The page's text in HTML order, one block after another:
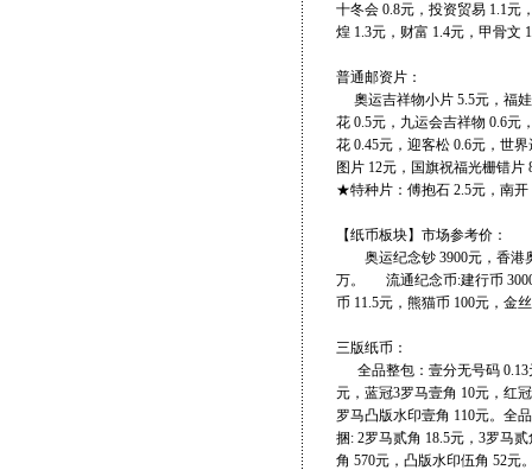
十冬会 0.8元，投资贸易 1.1元
煌 1.3元，财富 1.4元，甲骨文
普通邮资片：
奧运吉祥物小片 5.5元，福娃
花 0.5元，九运会吉祥物 0.6元
花 0.45元，迎客松 0.6元，世
图片 12元，国旗祝福光栅错
★特种片：傅抱石 2.5
【纸币板块】市场参考价：
奥运纪念钞 3900元，香港奥
万。 流通纪念币:建行币 3000
币 11.5元，熊猫币 100元，金
三版纸币：
全品整包：壹分无号码 0.13
元，蓝冠3罗马壹角 10元，红
罗马凸版水印壹角 110元。全
捆: 2罗马贰角 18.5元，3罗马
角 570元，凸版水印伍角 52